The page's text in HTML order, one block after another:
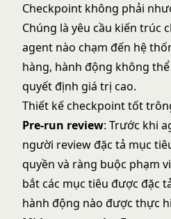
Checkpoint không phải
Chúng là yêu cầu kiến trúc
agent nào chạm đến hệ
hàng, hành động không
quyết định giá trị cao.
Thiết kế checkpoint tốt
Pre-run review: Trước khi
người review đặc tả mục
quyền và ràng buộc phạm
bắt các mục tiêu được đặc
hành động nào được thực